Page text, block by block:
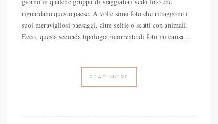
riguardano questo paese. A volte sono foto che ritraggono i
suoi meravigliosi paesaggi, altre selfie o scatti con animali.
Ecco, questa seconda tipologia ricorrente di foto mi causa ...
READ MORE